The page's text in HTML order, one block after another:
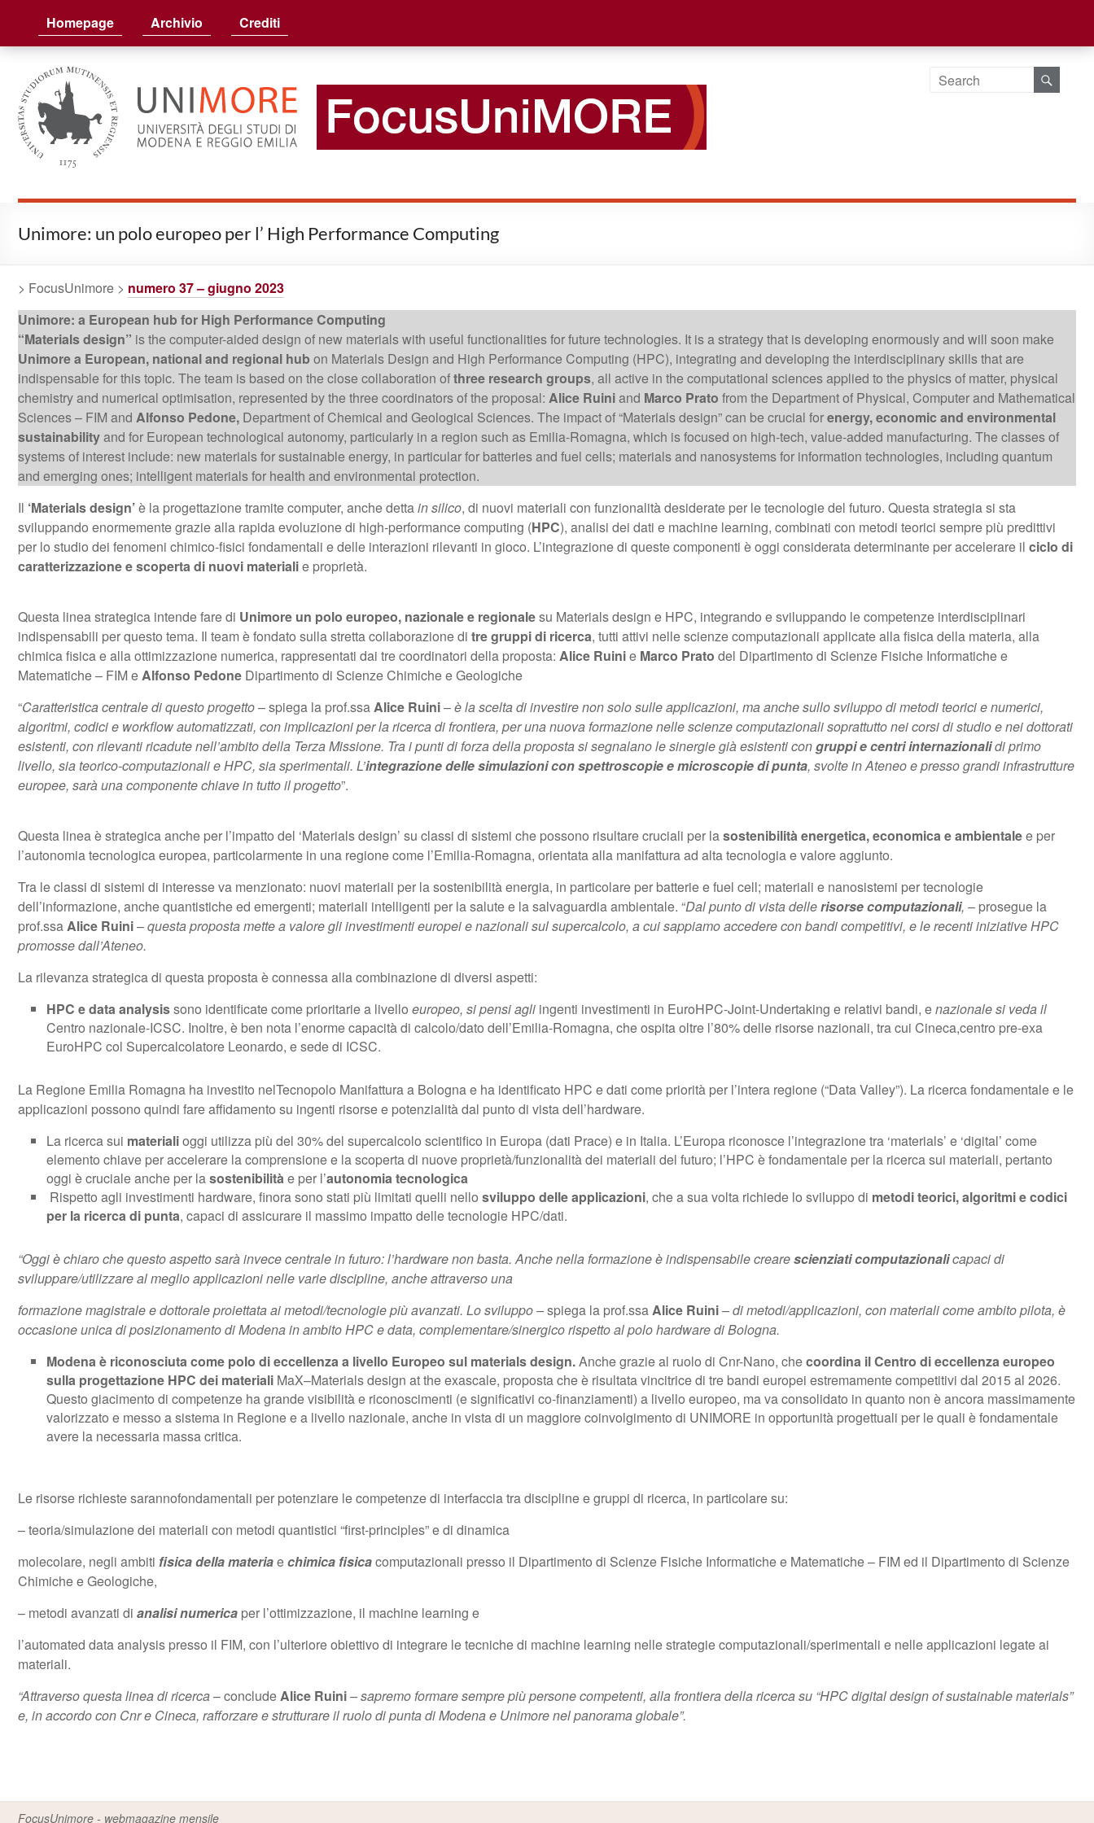
FocusUnimore
Homepage Archivio Crediti
Unimore: un polo europeo per l’ High Performance Computing
> FocusUnimore > numero 37 – giugno 2023
Unimore: a European hub for High Performance Computing
“Materials design” is the computer-aided design of new materials with useful functionalities for future technologies. It is a strategy that is developing enormously and will soon make
Unimore a European, national and regional hub on Materials Design and High Performance Computing (HPC), integrating and developing the interdisciplinary skills that are
indispensable for this topic. The team is based on the close collaboration ofthree research groups, all active in the computational sciences applied to the physics of matter, physical
chemistry and numerical optimisation, represented by the three coordinators of the proposal: Alice Ruiniand Marco Prato from the Department of Physical, Computer and Mathematical
Sciences – FIM and Alfonso Pedone, Department of Chemical and Geological Sciences. The impact of “Materials design” can be crucial forenergy, economic and environmental
sustainabilityand for European technological autonomy, particularly in a region such as Emilia-Romagna, which is focused on high-tech, value-added manufacturing. The classes of
systems of interest include: new materials for sustainable energy, in particular for batteries and fuel cells; materials and nanosystems for information technologies, including quantum
and emerging ones; intelligent materials for health and environmental protection.
Il ‘Materials design’è la progettazione tramite computer, anche dettain silico, di nuovi materiali con funzionalità desiderate per le tecnologie del futuro. Questa strategia si sta
sviluppando enormemente grazie alla rapida evoluzione di high-performance computing (HPC), analisi dei dati e machine learning, combinati con metodi teorici sempre più predittivi
per lo studio dei fenomeni chimico-fisici fondamentali e delle interazioni rilevanti in gioco. L’integrazione di queste componenti è oggi considerata determinante per accelerare il ciclo di
caratterizzazione e scoperta di nuovi materialie proprietà.
Questa linea strategica intende fare di Unimore un polo europeo, nazionale e regionalesu Materials design e HPC, integrando e sviluppando le competenze interdisciplinari
indispensabili per questo tema. Il team è fondato sulla stretta collaborazione di tre gruppi di ricerca, tutti attivi nelle scienze computazionali applicate alla fisica della materia, alla
chimica fisica e alla ottimizzazione numerica, rappresentati dai tre coordinatori della proposta: Alice Ruinie Marco Prato del Dipartimento di Scienze Fisiche Informatiche e
Matematiche – FIM e Alfonso Pedone Dipartimento di Scienze Chimiche e Geologiche
“Caratteristica centrale di questo progetto– spiega la prof.ssa Alice Ruini–è la scelta di investire non solo sulle applicazioni, ma anche sullo sviluppo di metodi teorici e numerici,
algoritmi, codici e workflow automatizzati, con implicazioni per la ricerca di frontiera, per una nuova formazione nelle scienze computazionali soprattutto nei corsi di studio e nei dottorati
esistenti, con rilevanti ricadute nell’ambito della Terza Missione. Tra i punti di forza della proposta si segnalano le sinergie già esistenti congruppi e centri internazionalidi primo
livello, sia teorico-computazionali e HPC, sia sperimentali. L’integrazione delle simulazioni con spettroscopie e microscopie di punta, svolte in Ateneo e presso grandi infrastrutture
europee, sarà una componente chiave in tutto il progetto”.
Questa linea è strategica anche per l’impatto del ‘Materials design’ su classi di sistemi che possono risultare cruciali per lasostenibilità energetica, economica e ambientalee per
l’autonomia tecnologica europea, particolarmente in una regione come l’Emilia-Romagna, orientata alla manifattura ad alta tecnologia e valore aggiunto.
Tra le classi di sistemi di interesse va menzionato: nuovi materiali per la sostenibilità energia, in particolare per batterie e fuel cell; materiali e nanosistemi per tecnologie
dell’informazione, anche quantistiche ed emergenti; materiali intelligenti per la salute e la salvaguardia ambientale. “Dal punto di vista dellerisorse computazionali, – prosegue la
prof.ssa Alice Ruini–questa proposta mette a valore gli investimenti europei e nazionali sul supercalcolo, a cui sappiamo accedere con bandi competitivi, e le recenti iniziative HPC
promosse dall’Ateneo.
La rilevanza strategica di questa proposta è connessa alla combinazione di diversi aspetti:
HPC e data analysissono identificate come prioritarie a livello europeo, si pensi agli ingenti investimenti in EuroHPC-Joint-Undertaking e relativi bandi, enazionale si veda il
Centro nazionale-ICSC. Inoltre, è ben nota l’enorme capacità di calcolo/dato dell’Emilia-Romagna, che ospita oltre l’80% delle risorse nazionali, tra cui Cineca,centro pre-exa
EuroHPC col Supercalcolatore Leonardo, e sede di ICSC.
La Regione Emilia Romagna ha investito nelTecnopolo Manifattura a Bologna e ha identificato HPC e dati come priorità per l’intera regione (“Data Valley”). La ricerca fondamentale e le
applicazioni possono quindi fare affidamento su ingenti risorse e potenzialità dal punto di vista dell’hardware.
La ricerca sui materialioggi utilizza più del 30% del supercalcolo scientifico in Europa (dati Prace) e in Italia. L’Europa riconosce l’integrazione tra ‘materials’ e ‘digital’ come
elemento chiave per accelerare la comprensione e la scoperta di nuove proprietà/funzionalità dei materiali del futuro; l’HPC è fondamentale per la ricerca sui materiali, pertanto
oggi è cruciale anche per lasostenibilità e per l’autonomia tecnologica
Rispetto agli investimenti hardware, finora sono stati più limitati quelli nello sviluppo delle applicazioni, che a sua volta richiede lo sviluppo di metodi teorici, algoritmi e codici
per la ricerca di punta, capaci di assicurare il massimo impatto delle tecnologie HPC/dati.
“Oggi è chiaro che questo aspetto sarà invece centrale in futuro: l’hardware non basta. Anche nella formazione è indispensabile crearescienziati computazionalicapaci di
sviluppare/utilizzare al meglio applicazioni nelle varie discipline, anche attraverso una
formazione magistrale e dottorale proiettata ai metodi/tecnologie più avanzati. Lo sviluppo –spiega la prof.ssa Alice Ruini– di metodi/applicazioni, con materiali come ambito pilota, è
occasione unica diposizionamento diModena in ambito HPC e data, complementare/sinergico rispetto al polo hardware di Bologna.
Modena è riconosciuta come polo di eccellenza a livello Europeo sul materials design.Anche grazie al ruolo di Cnr-Nano, checoordina il Centro di eccellenza europeo
sulla progettazione HPC dei materiali MaX–Materials design at the exascale, proposta che è risultata vincitrice di tre bandi europei estremamente competitivi dal 2015 al 2026.
Questo giacimento di competenze ha grande visibilità e riconoscimenti (e significativi co-finanziamenti) a livello europeo, ma va consolidato in quanto non è ancora massimamente
valorizzato e messo a sistema in Regione e a livello nazionale, anche in vista di un maggiore coinvolgimento di UNIMORE in opportunità progettuali per le quali è fondamentale
avere la necessaria massa critica.
Le risorse richieste sarannofondamentali per potenziare le competenze di interfaccia tra discipline e gruppi di ricerca, in particolare su:
– teoria/simulazione dei materiali con metodi quantistici “first-principles” e di dinamica
molecolare, negli ambiti fisica della materiaechimica fisicacomputazionali presso il Dipartimento di Scienze Fisiche Informatiche e Matematiche – FIM ed il Dipartimento di Scienze
Chimiche e Geologiche,
– metodi avanzati di analisi numerica per l’ottimizzazione, il machine learning e
l’automated data analysis presso il FIM, con l’ulteriore obiettivo di integrare le tecniche di machine learning nelle strategie computazionali/sperimentali e nelle applicazioni legate ai
materiali.
“Attraverso questa linea di ricerca– conclude Alice Ruini– sapremo formare sempre più persone competenti, alla frontiera della ricerca su “HPC digital design of sustainable materials”
e, in accordo con Cnr e Cineca, rafforzare e strutturare il ruolo di punta di Modena e Unimore nel panorama globale”.
FocusUnimore - webmagazine mensile